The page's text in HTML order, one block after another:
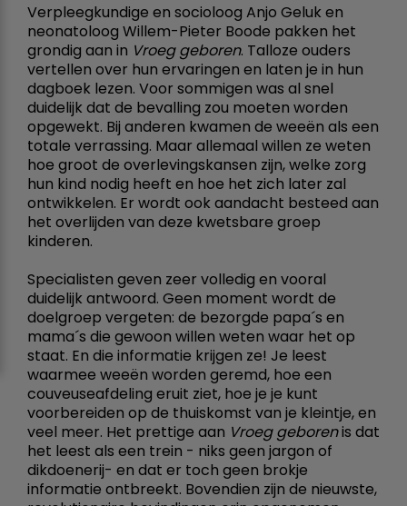
Verpleegkundige en socioloog Anjo Geluk en
neonatoloog Willem-Pieter Boode pakken het
grondig aan in Vroeg geboren. Talloze ouders
vertellen over hun ervaringen en laten je in hun
dagboek lezen. Voor sommigen was al snel
duidelijk dat de bevalling zou moeten worden
opgewekt. Bij anderen kwamen de weeën als een
totale verrassing. Maar allemaal willen ze weten
hoe groot de overlevingskansen zijn, welke zorg
hun kind nodig heeft en hoe het zich later zal
ontwikkelen. Er wordt ook aandacht besteed aan
het overlijden van deze kwetsbare groep
kinderen.
Specialisten geven zeer volledig en vooral
duidelijk antwoord. Geen moment wordt de
doelgroep vergeten: de bezorgde papa´s en
mama´s die gewoon willen weten waar het op
staat. En die informatie krijgen ze! Je leest
waarmee weeën worden geremd, hoe een
couveuseafdeling eruit ziet, hoe je je kunt
voorbereiden op de thuiskomst van je kleintje, en
veel meer. Het prettige aan Vroeg geborenis dat
het leest als een trein - niks geen jargon of
dikdoenerij- en dat er toch geen brokje
informatie ontbreekt. Bovendien zijn de nieuwste,